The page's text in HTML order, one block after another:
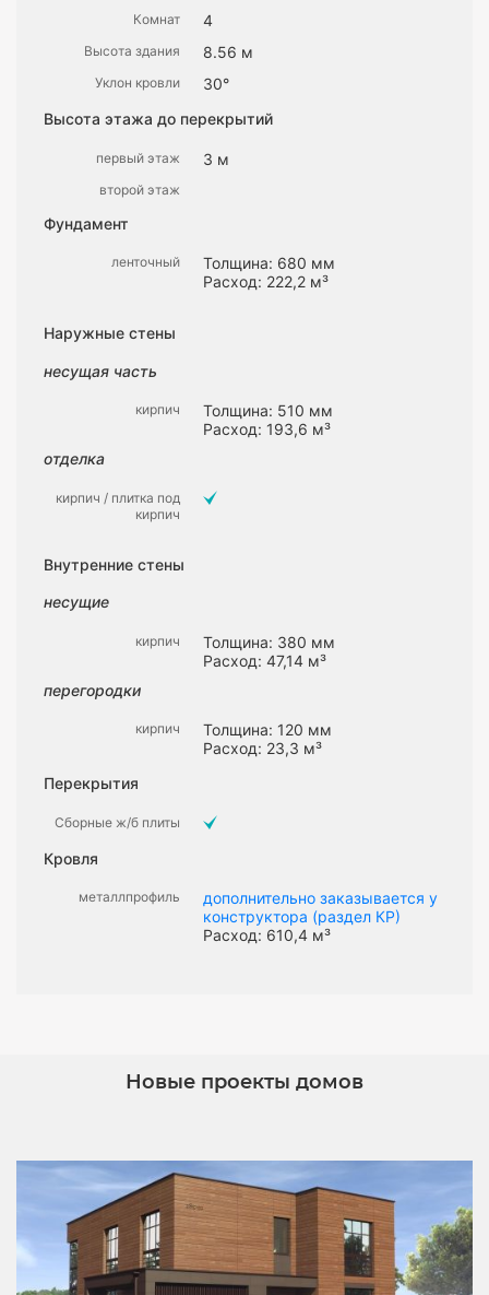
Комнат 4
Высота здания 8.56 м
Уклон кровли
30°
Высота этажа до перекрытий
первый этаж 3 м
второй этаж
Фундамент
ленточный
Толщина: 680 мм
Расход: 222,2 м³
Наружные стены
несущая часть
кирпич
Толщина: 510 мм
Расход: 193,6 м³
отделка
кирпич / плитка под
кирпич
Внутренние стены
несущие
кирпич
Толщина: 380 мм
Расход: 47,14 м³
перегородки
кирпич
Толщина: 120 мм
Расход: 23,3 м³
Перекрытия
Сборные ж/б плиты
Кровля
металлпрофиль
дополнительно заказывается у
конструктора (раздел КР)
Расход: 610,4 м³
Новые проекты домов